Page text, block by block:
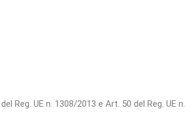
Reg. UE n. 1308/2013 e Art. 50 del Reg. UE n.